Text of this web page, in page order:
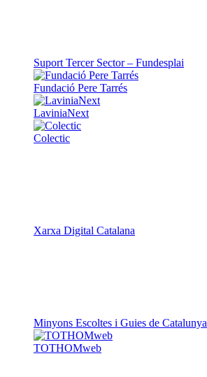
Suport Tercer Sector – Fundesplai
Fundació Pere Tarrés
LaviniaNext
Colectic
Xarxa Digital Catalana
Minyons Escoltes i Guies de Catalunya
TOTHOMweb